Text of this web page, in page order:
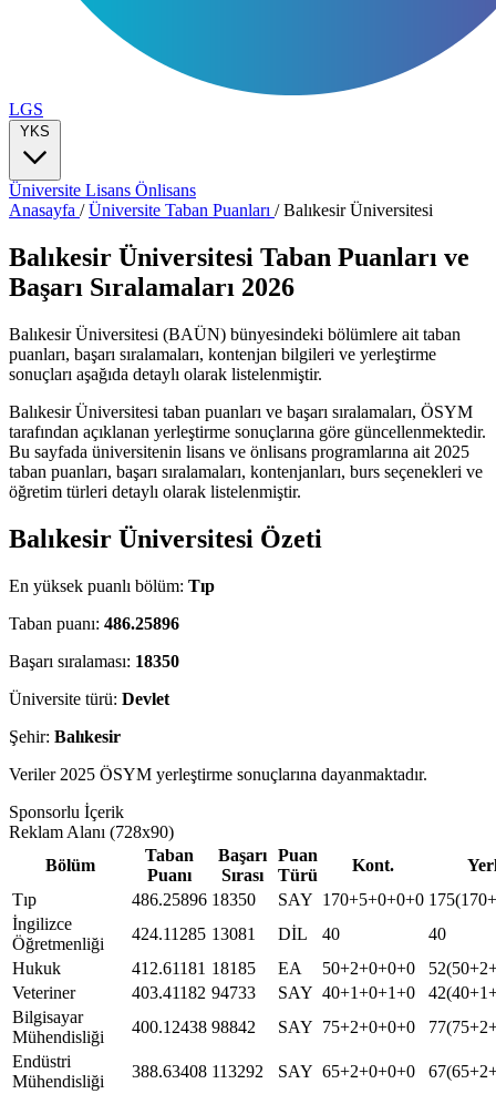
LGS
YKS
Üniversite Lisans Önlisans
Anasayfa /Üniversite Taban Puanları /Balıkesir Üniversitesi
Balıkesir Üniversitesi Taban Puanları ve
Başarı Sıralamaları 2026
Balıkesir Üniversitesi (BAÜN) bünyesindeki bölümlere ait taban
puanları, başarı sıralamaları, kontenjan bilgileri ve yerleştirme
sonuçları aşağıda detaylı olarak listelenmiştir.
Balıkesir Üniversitesi taban puanları ve başarı sıralamaları, ÖSYM
tarafından açıklanan yerleştirme sonuçlarına göre güncellenmektedir.
Bu sayfada üniversitenin lisans ve önlisans programlarına ait 2025
taban puanları, başarı sıralamaları, kontenjanları, burs seçenekleri ve
öğretim türleri detaylı olarak listelenmiştir.
Balıkesir Üniversitesi Özeti
En yüksek puanlı bölüm: Tıp
Taban puanı: 486.25896
Başarı sıralaması: 18350
Üniversite türü: Devlet
Şehir: Balıkesir
Veriler 2025 ÖSYM yerleştirme sonuçlarına dayanmaktadır.
Sponsorlu İçerik
Reklam Alanı (728x90)
Bölüm
Taban
Puanı
Başarı
Sırası
Puan
Türü
Kont.
Tıp
486.25896 18350 SAY 170+5+0+0+0
İngilizce
Öğretmenliği
424.11285 13081 DİL 40
40
Hukuk
412.61181 18185 EA 50+2+0+0+0
Veteriner
403.41182 94733 SAY 40+1+0+1+0
Bilgisayar
Mühendisliği
400.12438 98842 SAY 75+2+0+0+0
Endüstri
Mühendisliği
388.63408 113292 SAY 65+2+0+0+0